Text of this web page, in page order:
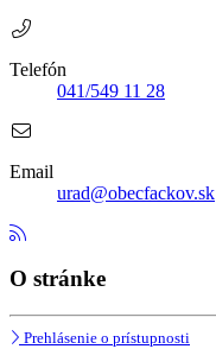
Telefón
041/549 11 28
Email
urad@obecfackov.sk
O stránke
Prehlásenie o prístupnosti